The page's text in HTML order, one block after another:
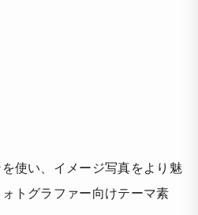
使い、イメージ写真をより魅
トグラファー向けテーマ素